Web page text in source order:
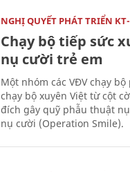
NGHỊ QUYẾT PHÁT TRIỂN
Chạy bộ tiếp sức
nụ cười trẻ em
Một nhóm các VĐV chạy
chạy bộ xuyên Việt từ cột
đích gây quỹ phẫu thuật
nụ cười (Operation Smile).